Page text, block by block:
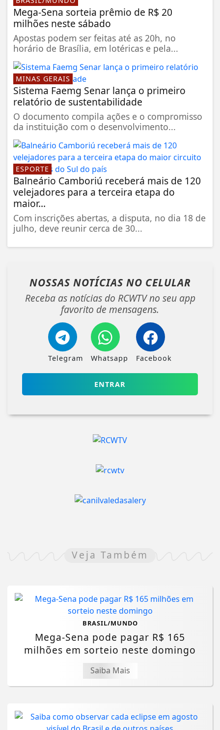
Mega-Sena sorteia prêmio de R$ 20
milhões neste sábado
Apostas podem ser feitas até as 20h, no
horário de Brasília, em lotéricas e pela...
MINAS GERAIS
Sistema Faemg Senar lança o primeiro
relatório de sustentabilidade
O documento compila ações e o compromisso
da instituição com o desenvolvimento...
ESPORTE
Balneário Camboriú receberá mais de 120
velejadores para a terceira etapa do
maior...
Com inscrições abertas, a disputa, no dia 18 de
julho, deve reunir cerca de 30...
NOSSAS NOTÍCIAS NO CELULAR
Receba as notícias do RCWTV no seu app
favorito de mensagens.
Telegram Whatsapp Facebook
ENTRAR
Veja Também
BRASIL/MUNDO
Mega-Sena pode pagar R$ 165
milhões em sorteio neste domingo
Saiba Mais